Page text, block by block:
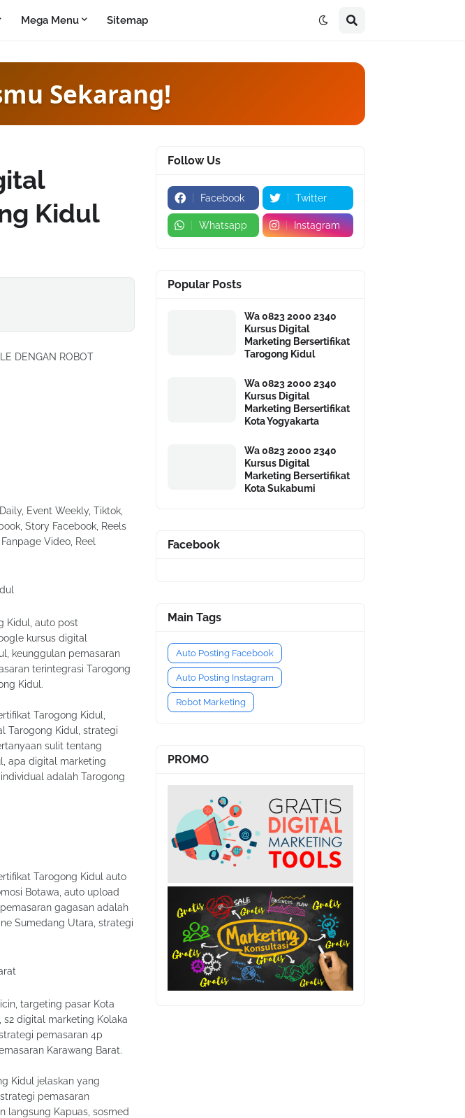
Mega Menu Sitemap
Sekarang!
Kidul
DENGAN ROBOT
Event Weekly, Tiktok,
Story Facebook, Reels
Video, Reel
Kidul, auto post
kursus digital
keunggulan pemasaran
terintegrasi Tarogong
Kidul.
Tarogong Kidul,
Tarogong Kidul, strategi
sulit tentang
apa digital marketing
adalah Tarogong
Tarogong Kidul auto
Botawa, auto upload
gagasan adalah
Sumedang Utara, strategi
targeting pasar Kota
s2 digital marketing Kolaka
pemasaran 4p
Karawang Barat.
Kidul jelaskan yang
pemasaran
langsung Kapuas, sosmed
Follow Us
Facebook Twitter
Whatsapp Instagram
Popular Posts
Wa 0823 2000 2340
Kursus Digital
Marketing Bersertifikat
Tarogong Kidul
Wa 0823 2000 2340
Kursus Digital
Marketing Bersertifikat
Kota Yogyakarta
Wa 0823 2000 2340
Kursus Digital
Marketing Bersertifikat
Kota Sukabumi
Facebook
Main Tags
Auto Posting Facebook
Auto Posting Instagram
Robot Marketing
PROMO